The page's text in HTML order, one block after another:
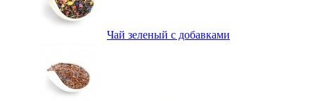
Чай зеленый с добавками